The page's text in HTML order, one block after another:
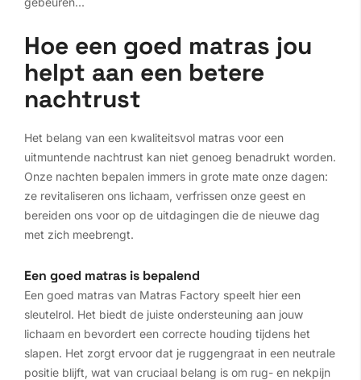
Hoe een goed matras jou
helpt aan een betere
nachtrust
Het belang van een kwaliteitsvol matras voor een
uitmuntende nachtrust kan niet genoeg benadrukt worden.
Onze nachten bepalen immers in grote mate onze dagen:
ze revitaliseren ons lichaam, verfrissen onze geest en
bereiden ons voor op de uitdagingen die de nieuwe dag
met zich meebrengt.
Een goed matras is bepalend
Een goed matras van Matras Factory speelt hier een
sleutelrol. Het biedt de juiste ondersteuning aan jouw
lichaam en bevordert een correcte houding tijdens het
slapen. Het zorgt ervoor dat je ruggengraat in een neutrale
positie blijft, wat van cruciaal belang is om rug- en nekpijn